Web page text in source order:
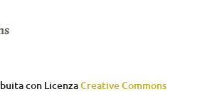
con LicenzaCreative Commons